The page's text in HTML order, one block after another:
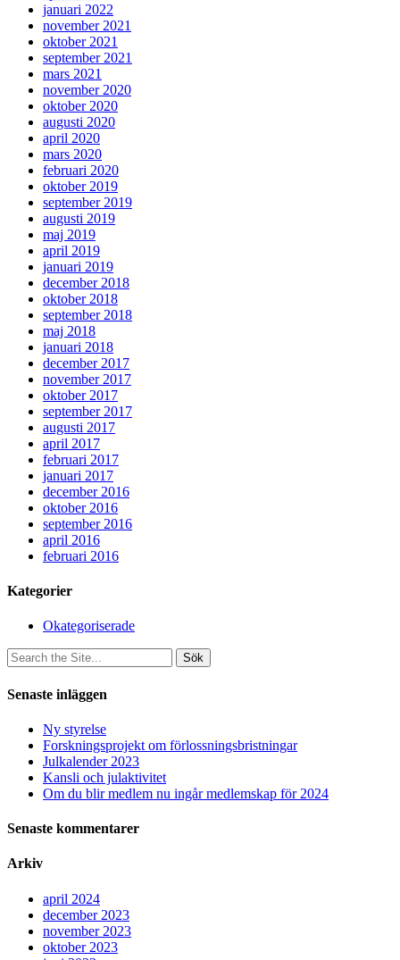
januari 2022
november 2021
oktober 2021
september 2021
mars 2021
november 2020
oktober 2020
augusti 2020
april 2020
mars 2020
februari 2020
oktober 2019
september 2019
augusti 2019
maj 2019
april 2019
januari 2019
december 2018
oktober 2018
september 2018
maj 2018
januari 2018
december 2017
november 2017
oktober 2017
september 2017
augusti 2017
april 2017
februari 2017
januari 2017
december 2016
oktober 2016
september 2016
april 2016
februari 2016
Kategorier
Okategoriserade
Sök
efter:
Senaste inläggen
Ny styrelse
Forskningsprojekt om förlossningsbristningar
Julkalender 2023
Kansli och julaktivitet
Om du blir medlem nu ingår medlemskap för 2024
Senaste kommentarer
Arkiv
april 2024
december 2023
november 2023
oktober 2023